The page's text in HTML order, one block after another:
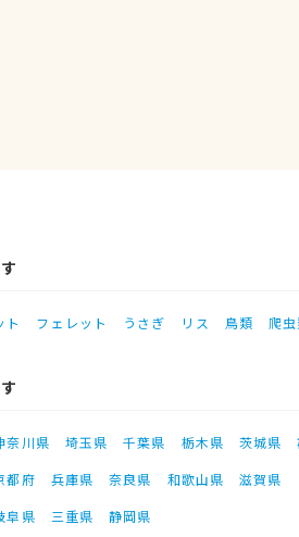
ト フェレット うさぎ リス 鳥類 爬
奈川県 埼玉県 千葉県 栃木県 茨城県
都府 兵庫県 奈良県 和歌山県
滋賀県
阜県 三重県
静岡県